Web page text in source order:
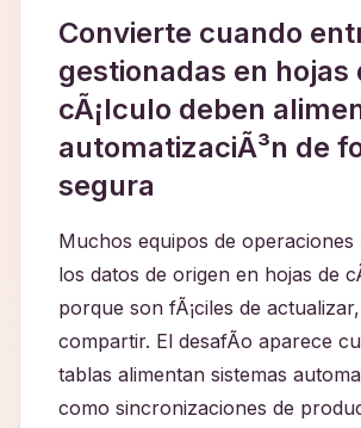
Convierte cuando
gestionadas en hojas
cÃ¡lculo deben
automatizaciÃ³n de
segura
Muchos equipos de operaciones
los datos de origen en hojas de
porque son fÃ¡ciles de
compartir. El desafÃ­o aparece
tablas alimentan sistemas
como sincronizaciones de